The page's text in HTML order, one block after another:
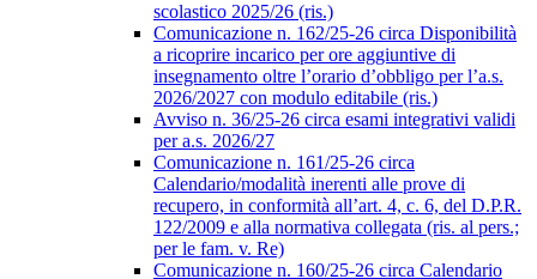
scolastico 2025/26 (ris.)
Comunicazione n. 162/25-26 circa Disponibilità
a ricoprire incarico per ore aggiuntive di
insegnamento oltre l’orario d’obbligo per l’a.s.
2026/2027 con modulo editabile (ris.)
Avviso n. 36/25-26 circa esami integrativi validi
per a.s. 2026/27
Comunicazione n. 161/25-26 circa
Calendario/modalità inerenti alle prove di
recupero, in conformità all’art. 4, c. 6, del D.P.R.
122/2009 e alla normativa collegata (ris. al pers.;
per le fam. v. Re)
Comunicazione n. 160/25-26 circa Calendario